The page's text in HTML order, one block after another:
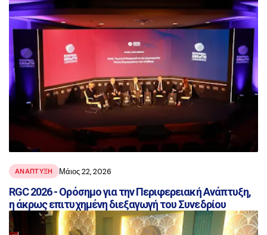
ΑΝΑΠΤΥΞΗ Μάιος 22, 2026
RGC 2026 - Ορόσημο για την Περιφερειακή Ανάπτυξη,
η άκρως επιτυχημένη διεξαγωγή του Συνεδρίου